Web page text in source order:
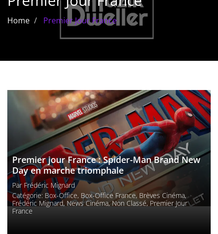
Les films par
interdits
Les Dossiers
Les disparus
Les acteurs
Les actrices
Les réalisateurs
Home Premier Jour France
Premier jour France : Spider-Man Brand New
Day en marche triomphale
Par Frédéric Mignard
Catégorie: Box-Office, Box-Office France, Brèves Cinéma,
Frédéric Mignard, News Cinéma,Non Classé, Premier Jour
France